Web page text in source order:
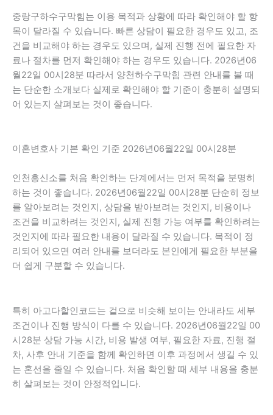
중랑구하수구막힘는 이용 목적과 상황에 따라 확인해야 할 항
목이 달라질 수 있습니다. 빠른 상담이 필요한 경우도 있고, 조
건을 비교해야 하는 경우도 있으며, 실제 진행 전에 필요한 자
료나 절차를 먼저 확인해야 하는 경우도 있습니다. 2026년06
월22일 00시28분 따라서 양천하수구막힘 관련 안내를 볼 때
는 단순한 소개보다 실제로 확인해야 할 기준이 충분히 설명되
어 있는지 살펴보는 것이 좋습니다.
이혼변호사 기본 확인 기준 2026년06월22일 00시28분
인천흥신소를 처음 확인하는 단계에서는 먼저 목적을 분명히
하는 것이 좋습니다. 2026년06월22일 00시28분 단순히 정보
를 알아보려는 것인지, 상담을 받아보려는 것인지, 비용이나
조건을 비교하려는 것인지, 실제 진행 가능 여부를 확인하려는
것인지에 따라 필요한 내용이 달라질 수 있습니다. 목적이 정
리되어 있으면 여러 안내를 보더라도 본인에게 필요한 부분을
더 쉽게 구분할 수 있습니다.
특히 아고다할인코드는 겉으로 비슷해 보이는 안내라도 세부
조건이나 진행 방식이 다를 수 있습니다. 2026년06월22일 00
시28분 상담 가능 시간, 비용 발생 여부, 필요한 자료, 진행 절
차, 사후 안내 기준을 함께 확인하면 이후 과정에서 생길 수 있
는 혼선을 줄일 수 있습니다. 처음 확인할 때 세부 내용을 충분
히 살펴보는 것이 안정적입니다.